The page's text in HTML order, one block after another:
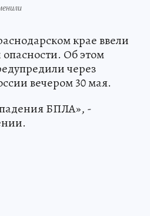
крае ввели
Об этом
через
вечером 30 мая.
падения БПЛА», -